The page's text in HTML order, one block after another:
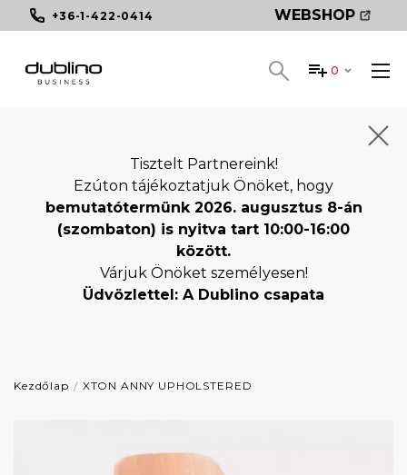
+36-1-422-0414 WEBSHOP
0
Tisztelt Partnereink!
Ezúton tájékoztatjuk Önöket, hogy
bemutatótermünk 2026. augusztus 8-án
(szombaton) is nyitva tart 10:00-16:00
között.
Várjuk Önöket személyesen!
Üdvözlettel: A Dublino csapata
Kezdőlap XTON ANNY UPHOLSTERED